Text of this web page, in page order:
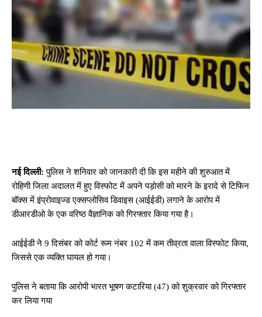
नई दिल्ली: पुलिस ने शनिवार को जानकारी दी कि इस महीने की शुरुआत में
रोहिणी जिला अदालत में हुए विस्फोट में अपने पड़ोसी को मारने के इरादे से टिफिन
बॉक्स में इंप्रोवाइज्ड एक्सप्लोसिव डिवाइस (आईईडी) लगाने के आरोप में
डीआरडीओ के एक वरिष्ठ वैज्ञानिक को गिरफ्तार किया गया है।
आईईडी ने 9 दिसंबर को कोर्ट रूम नंबर 102 में कम तीव्रता वाला विस्फोट किया,
जिससे एक व्यक्ति घायल हो गया।
पुलिस ने बताया कि आरोपी भारत भूषण कटारिया (47) को शुक्रवार को गिरफ्तार
कर लिया गया